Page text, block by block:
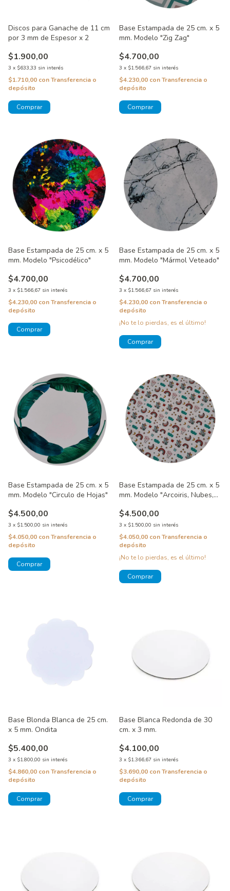
Discos para Ganache de 11 cm
por 3 mm de Espesor x 2
$1.900,00
3 x $633,33 sin interés
$1.710,00 conTransferencia o
depósito
Base Estampada de 25 cm. x 5
mm. Modelo "Zig Zag"
$4.700,00
3 x $1.566,67 sin interés
$4.230,00 conTransferencia o
depósito
Base Estampada de 25 cm. x 5
mm. Modelo "Psicodélico"
$4.700,00
3 x $1.566,67 sin interés
$4.230,00 conTransferencia o
depósito
Base Estampada de 25 cm. x 5
mm. Modelo "Mármol Veteado"
$4.700,00
3 x $1.566,67 sin interés
$4.230,00 conTransferencia o
depósito
¡No te lo pierdas, es el último!
Base Estampada de 25 cm. x 5
mm. Modelo "Circulo de Hojas"
$4.500,00
3 x $1.500,00 sin interés
$4.050,00 conTransferencia o
depósito
Base Estampada de 25 cm. x 5
mm. Modelo "Arcoiris, Nubes,
$4.500,00
3 x $1.500,00 sin interés
$4.050,00 conTransferencia o
depósito
¡No te lo pierdas, es el último!
Base Blonda Blanca de 25 cm.
x 5 mm. Ondita
$5.400,00
3 x $1.800,00 sin interés
$4.860,00 conTransferencia o
depósito
Base Blanca Redonda de 30
cm. x 3 mm.
$4.100,00
3 x $1.366,67 sin interés
$3.690,00 conTransferencia o
depósito